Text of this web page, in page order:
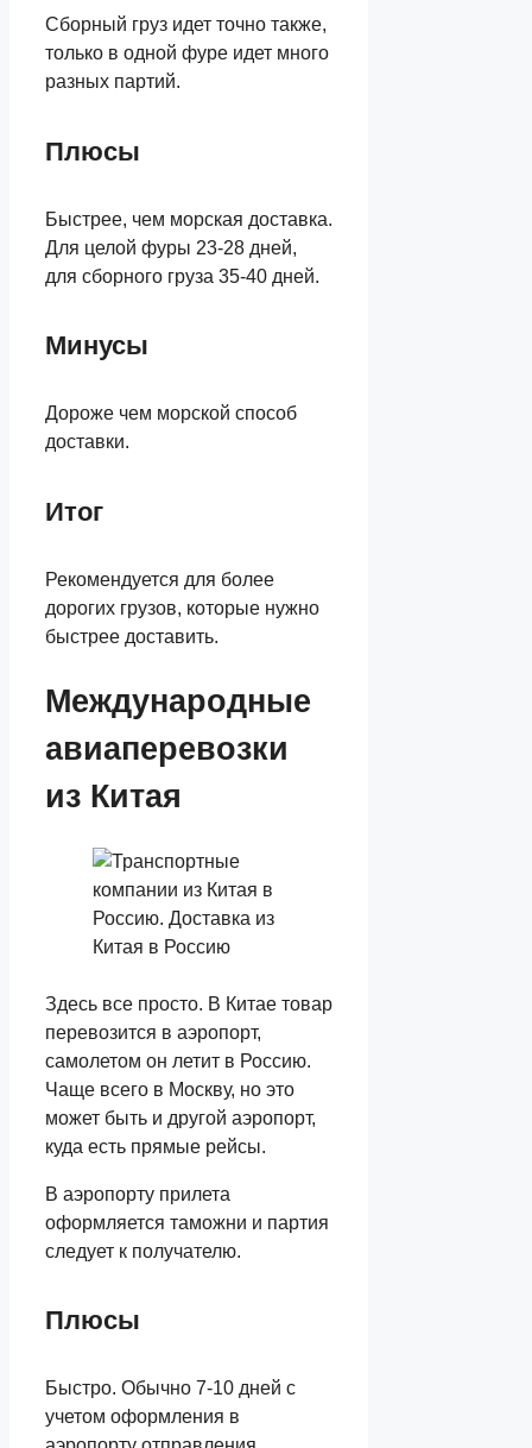
Сборный груз идет точно также,
только в одной фуре идет много
разных партий.
Плюсы
Быстрее, чем морская доставка.
Для целой фуры 23-28 дней,
для сборного груза 35-40 дней.
Минусы
Дороже чем морской способ
доставки.
Итог
Рекомендуется для более
дорогих грузов, которые нужно
быстрее доставить.
Международные
авиаперевозки
из Китая
Здесь все просто. В Китае товар
перевозится в аэропорт,
самолетом он летит в Россию.
Чаще всего в Москву, но это
может быть и другой аэропорт,
куда есть прямые рейсы.
В аэропорту прилета
оформляется таможни и партия
следует к получателю.
Плюсы
Быстро. Обычно 7-10 дней с
учетом оформления в